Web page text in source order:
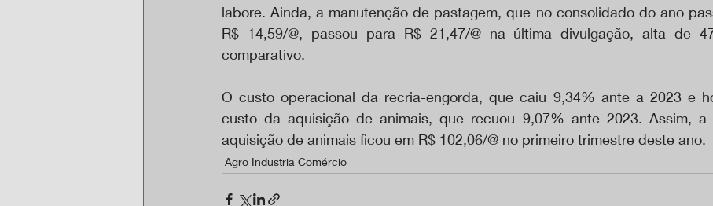
labore. Ainda, a manutenção de pastagem, que no consolidado do ano
R$ 14,59/@, passou para R$ 21,47/@ na última divulgação, alta de
comparativo.
O custo operacional da recria-engorda, que caiu 9,34% ante a 2023 e
custo da aquisição de animais, que recuou 9,07% ante 2023. Assim, a
aquisição de animais ficou em R$ 102,06/@ no primeiro trimestre deste ano.
Agro Industria Comércio